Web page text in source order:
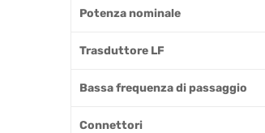
Potenza nominale
Trasduttore LF
Bassa frequenza di passaggio
Connettori